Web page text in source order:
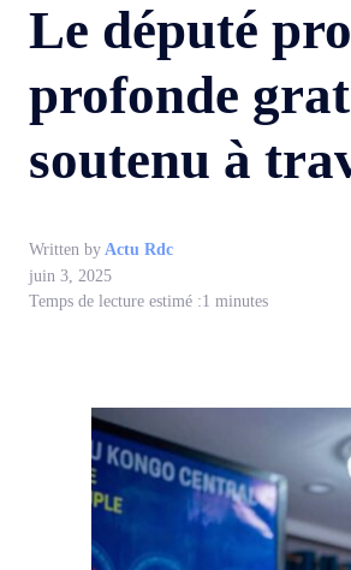
Le député
profonde
soutenu à
Written by Actu Rdc
juin 3, 2025
Temps de lecture estimé :1 minutes